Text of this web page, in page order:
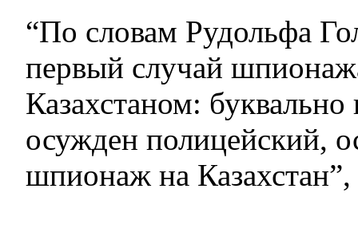
“По словам Рудольфа
первый случай
Казахстаном:
осужден полицейский,
шпионаж на